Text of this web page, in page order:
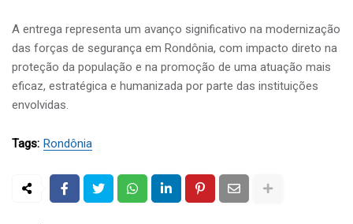
A entrega representa um avanço significativo na modernização
das forças de segurança em Rondônia, com impacto direto na
proteção da população e na promoção de uma atuação mais
eficaz, estratégica e humanizada por parte das instituições
envolvidas.
Tags: Rondônia